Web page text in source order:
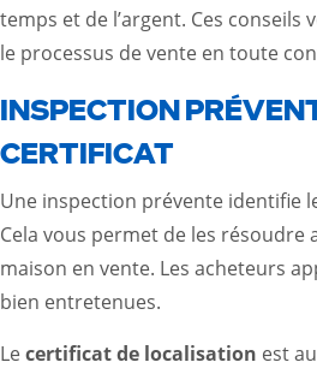
temps et de l’argent. Ces conseils
le processus de vente en toute
INSPECTION
CERTIFICAT
Une inspection prévente identifie
Cela vous permet de les résoudre
maison en vente. Les acheteurs
bien entretenues.
Lecertificat de localisation est